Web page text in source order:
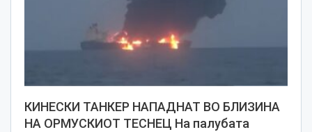
КИНЕСКИ ТАНКЕР НАПАДНАТ ВО БЛИЗИНА
НА ОРМУСКИОТ ТЕСНЕЦ На палубата